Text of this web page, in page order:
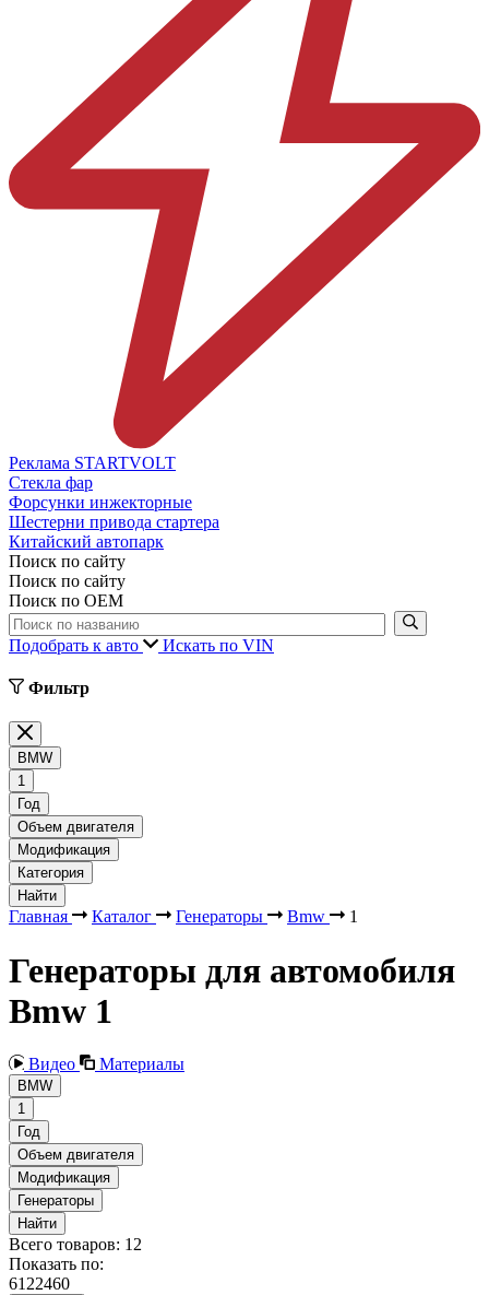
Реклама STARTVOLT
Стекла фар
Форсунки инжекторные
Шестерни привода стартера
Китайский автопарк
Поиск по сайту
Поиск по сайту
Поиск по ОЕМ
Подобрать к авто Искать по VIN
Фильтр
BMW
1
Год
Объем двигателя
Модификация
Категория
Найти
Главная Каталог Генераторы Bmw 1
Генераторы для автомобиля
Bmw 1
Видео Материалы
BMW
1
Год
Объем двигателя
Модификация
Генераторы
Найти
Всего товаров: 12
Показать по:
6122460